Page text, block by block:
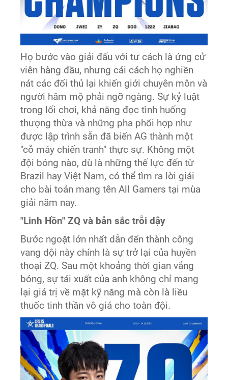
Họ bước vào giải đấu với tư cách là ứng cử
viên hàng đầu, nhưng cái cách họ nghiền
nát các đối thủ lại khiến giới chuyên môn và
người hâm mộ phải ngỡ ngàng. Sự kỷ luật
trong lối chơi, khả năng đọc tình huống
thượng thừa và những pha phối hợp như
được lập trình sẵn đã biến AG thành một
"cỗ máy chiến tranh" thực sự. Không một
đội bóng nào, dù là những thế lực đến từ
Brazil hay Việt Nam, có thể tìm ra lời giải
cho bài toán mang tên All Gamers tại mùa
giải năm nay.
"Linh Hồn" ZQ và bản sắc trỗi dậy
Bước ngoặt lớn nhất dẫn đến thành công
vang dội này chính là sự trở lại của huyền
thoại ZQ. Sau một khoảng thời gian vắng
bóng, sự tái xuất của anh không chỉ mang
lại giá trị về mặt kỹ năng mà còn là liều
thuốc tinh thần vô giá cho toàn đội.